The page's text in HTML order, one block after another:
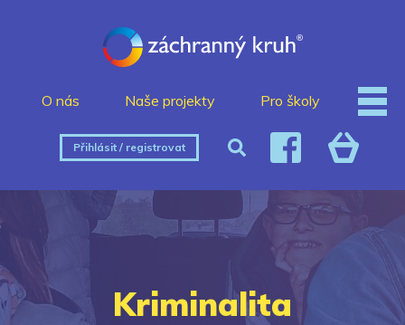
O nás Naše projekty Pro školy
Přihlásit / registrovat
Kriminalita